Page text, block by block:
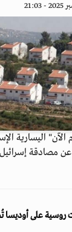
اليسارية
إسرائيل خلال
روسية على